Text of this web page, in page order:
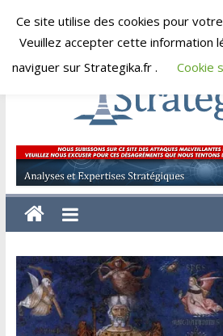
Skip
jeudi, août 6, 2026
Strategika
Expertise
et
Analyses
Ce site utilise des cookies pour
Veuillez accepter cette information
naviguer sur Strategika.fr .
Cookie